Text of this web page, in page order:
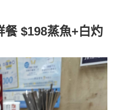
餐 $198蒸魚+白灼